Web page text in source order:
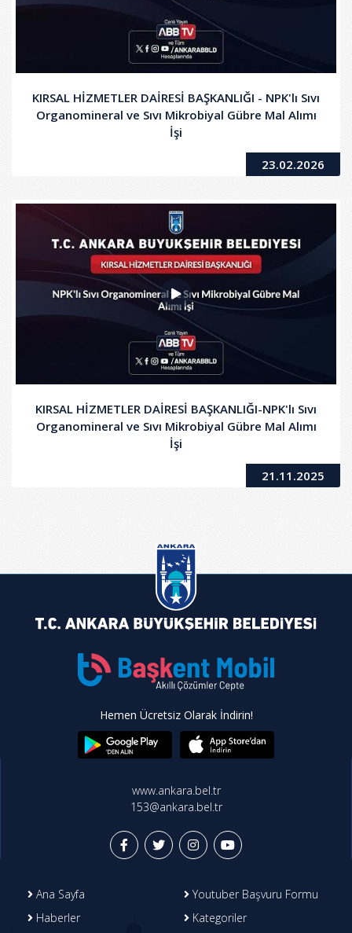
KIRSAL HİZMETLER DAİRESİ BAŞKANLIĞI - NPK'lı Sıvı
Organomineral ve Sıvı Mikrobiyal Gübre Mal Alımı
İşi
23.02.2026
KIRSAL HİZMETLER DAİRESİ BAŞKANLIĞI-NPK'lı Sıvı
Organomineral ve Sıvı Mikrobiyal Gübre Mal Alımı
İşi
21.11.2025
Hemen Ücretsiz Olarak İndirin!
www.ankara.bel.tr
153@ankara.bel.tr
Ana Sayfa
Youtuber Başvuru Formu
Haberler
Kategoriler